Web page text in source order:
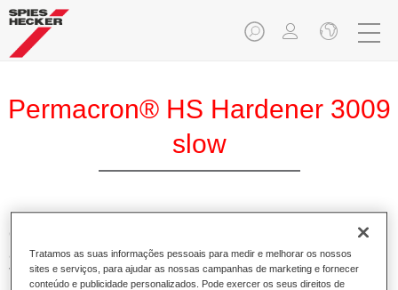
Permacron® HS Hardener 3009
slow
O Permacron Endurecedor HS 3009 lento permite a óptima
aplicação do Permacron Aparelho HS 5107 e do Permacron
Verniz HS 8007.
Tratamos as suas informações pessoais para medir e melhorar os nossos
sites e serviços, para ajudar as nossas campanhas de marketing e fornecer
conteúdo e publicidade personalizados. Pode exercer os seus direitos de